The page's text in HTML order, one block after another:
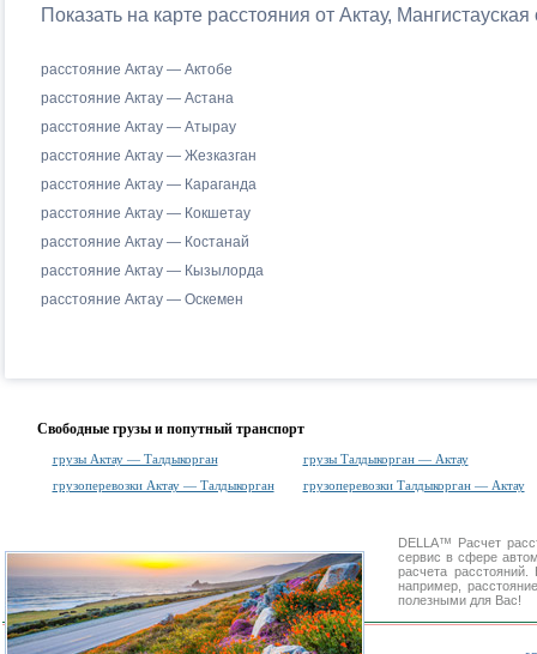
Показать на карте расстояния от Актау,
расстояние Актау — Актобе
расстояние Актау — Астана
расстояние Актау — Атырау
расстояние Актау — Жезказган
расстояние Актау — Караганда
расстояние Актау — Кокшетау
расстояние Актау — Костанай
расстояние Актау — Кызылорда
расстояние Актау — Оскемен
Свободные грузы и попутный транспорт
грузы Актау — Талдыкорган
грузы Талдыкорган — Актау
грузоперевозки Актау — Талдыкорган
грузоперевозки Талдыкорган — Актау
DELLA™ Расчет
сервис в сфере
расчета
например,
полезными для Вас!